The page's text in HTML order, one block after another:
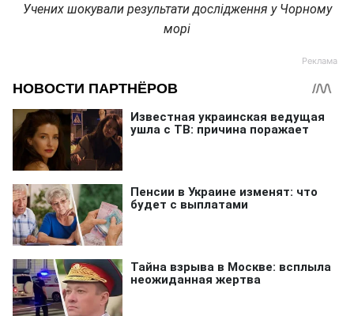
Учених шокували результати дослідження у Чорному
морі